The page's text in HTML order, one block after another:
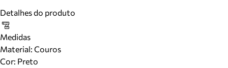
Detalhes do produto
Medidas
Material: Couros
Cor: Preto